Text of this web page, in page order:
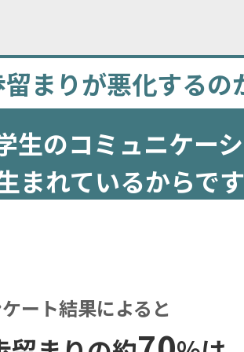
まりが悪化するの
生のコミュニケー
まれているからです
ート結果によると